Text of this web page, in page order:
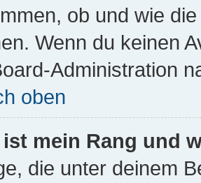
ob und wie
Wenn du keinen
Administration
oben
ist mein Rang und
die unter deinem